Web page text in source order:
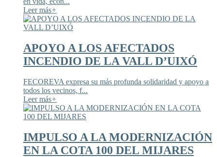
Leer más+
APOYO A LOS AFECTADOS
INCENDIO DE LA VALL D’UIXÓ
FECOREVA expresa su más profunda solidaridad y apoyo a
todos los vecinos, f...
Leer más+
IMPULSO A LA MODERNIZACIÓN
EN LA COTA 100 DEL MIJARES